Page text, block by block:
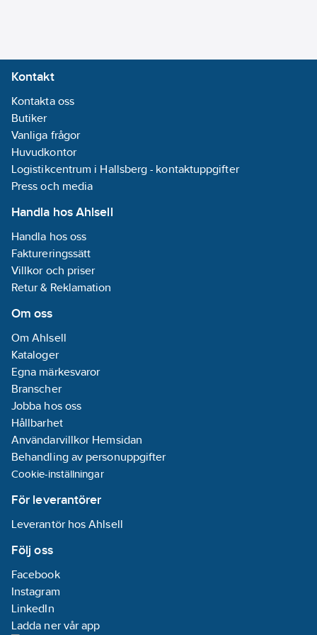
Lev.
artikelnr:
Ean
artikelnr:
Materialklass
Kontakt
Kontakta oss
Butiker
Vanliga frågor
Huvudkontor
Logistikcentrum i Hallsberg - kontaktuppgifter
Press och media
Handla hos Ahlsell
Handla hos oss
Faktureringssätt
Villkor och priser
Retur & Reklamation
Om oss
Om Ahlsell
Kataloger
Egna märkesvaror
Branscher
Jobba hos oss
Hållbarhet
Användarvillkor Hemsidan
Behandling av personuppgifter
Cookie-inställningar
För leverantörer
Leverantör hos Ahlsell
Följ oss
Facebook
Instagram
LinkedIn
Ladda ner vår app